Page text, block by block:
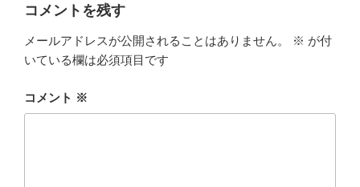
コメントを残す
メールアドレスが公開されることはありません。 ※ が付
いている欄は必須項目です
コメント ※